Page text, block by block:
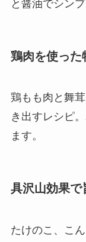
と醤油でシン
鶏肉を使った
鶏もも肉と舞
き出すレシピ
ます。
具沢山効果で
たけのこ、こ